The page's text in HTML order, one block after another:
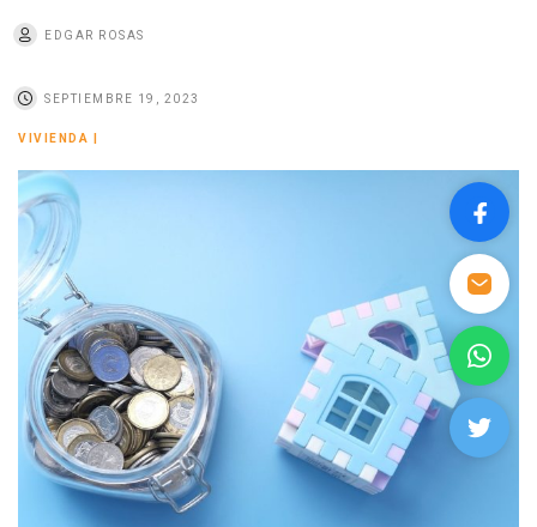
EDGAR ROSAS
SEPTIEMBRE 19, 2023
VIVIENDA